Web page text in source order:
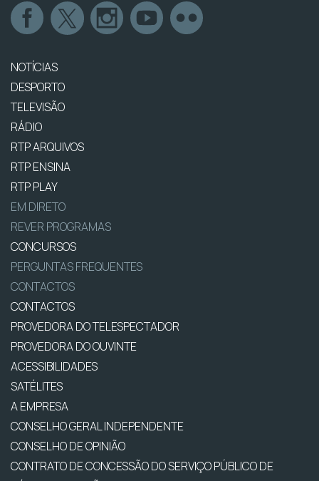
NOTÍCIAS
DESPORTO
TELEVISÃO
RÁDIO
RTP ARQUIVOS
RTP ENSINA
RTP PLAY
EM DIRETO
REVER PROGRAMAS
CONCURSOS
PERGUNTAS FREQUENTES
CONTACTOS
CONTACTOS
PROVEDORA DO TELESPECTADOR
PROVEDORA DO OUVINTE
ACESSIBILIDADES
SATÉLITES
A EMPRESA
CONSELHO GERAL INDEPENDENTE
CONSELHO DE OPINIÃO
CONTRATO DE CONCESSÃO DO SERVIÇO PÚBLICO DE